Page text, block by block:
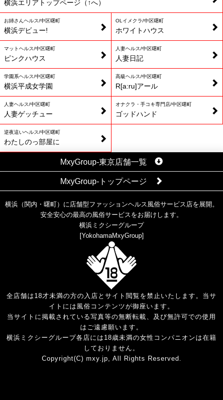
横浜エリアトップページ（↑へ）
お姉さんヘルス/中区曙町
横浜デビュー!
OLイメクラ/中区曙町
ホワイトハウス
マットヘルス/中区曙町
ピンクハウス
人妻ヘルス/中区曙町
人妻日記
学園系ヘルス/中区曙町
横浜平成女学園
高級ヘルス/中区曙町
R[a:ru]アール
人妻ヘルス/中区曙町
人妻ゲッチュー
オナクラ・手コキ専門店/中区曙町
ゴッドハンド
逆夜這いヘルス/中区曙町
わたしのっ部屋に
MxyGroup-東京店舗一覧
MxyGroup-トップページ
横浜（関内・曙町）に店舗型ファッションヘルス風俗サービス店を展開。
安全安心の最高の風俗サービスをお届けします。
横浜ミクシーグループ
[YokohamaMxyGroup]
全店舗は18才未満の方の入店とサイト閲覧を禁止いたします。当サ
イトには風俗コンテンツが御座います。
当サイトに掲載されている写真等の無断転載、及び無許可での使用
はご遠慮願います。
横浜ミクシーグループ各店には18歳未満の女性コンパニオンは在籍
しておりません。
Copyright(C) mxy.jp, All Rights Reserved.